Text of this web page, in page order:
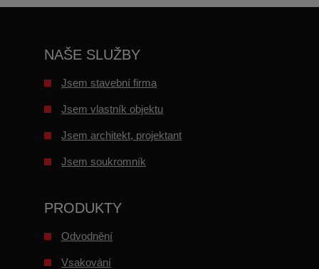
NAŠE SLUŽBY
Jsem stavební firma
Jsem vlastník objektu
Jsem architekt, projektant
Jsem soukromník
PRODUKTY
Odvodnění
Vsakování